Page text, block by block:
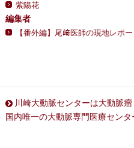
紫陽花
編集者
【番外編】尾﨑医師の現地レポ
川崎大動脈センターは大動脈
国内唯一の大動脈専門医療センタ